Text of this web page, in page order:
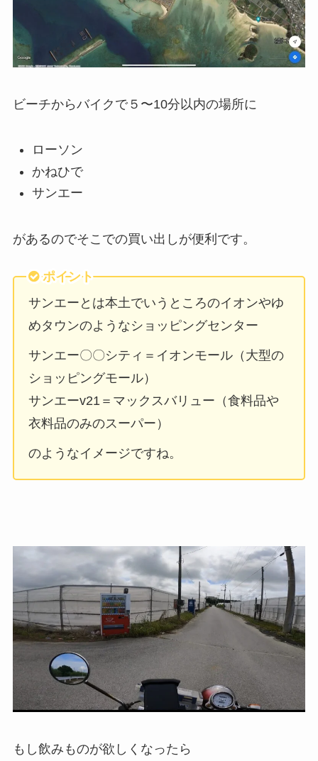
ビーチからバイクで５〜10分以内の場所に
ローソン
かねひで
サンエー
があるのでそこでの買い出しが便利です。
ポイント
サンエーとは本土でいうところのイオンやゆ
めタウンのようなショッピングセンター
サンエー〇〇シティ＝イオンモール（大型の
ショッピングモール）
サンエーv21＝マックスバリュー（食料品や
衣料品のみのスーパー）
のようなイメージですね。
もし飲みものが欲しくなったら